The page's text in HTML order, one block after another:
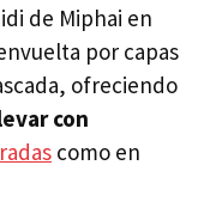
de Miphai en
por capas
ofreciendo
con
como en